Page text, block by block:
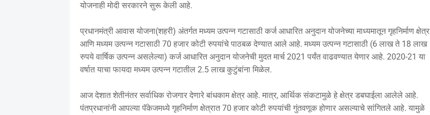
योजनाही मोदी सरकारने सुरू केली आहे.
प्रधानमंत्री आवास योजना(शहरी) अंतर्गत मध्यम उत्पन्न गटासाठी कर्ज आधारित अनुदान योजनेच्या माध्यमातून गृहनिर्माण क्षेत्र
आणि मध्यम उत्पन्न गटासाठी 70 हजार कोटी रुपयांचे पाठबळ देण्यात आले आहे. मध्यम उत्पन्न गटासाठी (6 लाख ते 18 लाख
रुपये वार्षिक उत्पन्न असलेल्या) कर्ज आधारित अनुदान योजनेची मुदत मार्च 2021 पर्यंत वाढवण्यात येणार आहे. 2020-21 या
वर्षात याचा फायदा मध्यम उत्पन्न गटातील 2.5 लाख कुटुंबांना मिळेल.
आज देशात शेतीनंतर सर्वाधिक रोजगार देणारे बांधकाम क्षेत्र आहे. मात्र, आर्थिक संकटामुळे हे क्षेत्र डबघाईला आलेले आहे.
पंतप्रधानांनी आपल्या पॅकेजमध्ये गृहनिर्माण क्षेत्रात 70 हजार कोटी रुपयांची गुंतवणूक होणार असल्याचे सांगितले आहे. यामुळे